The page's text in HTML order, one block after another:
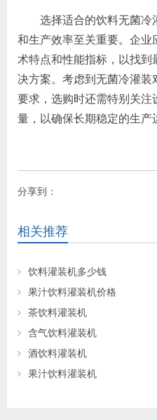
选择适合的饮料无菌冷
和生产效率至关重要。企
术特点和性能指标，以找
决方案。考虑到无菌冷灌
要求，选购时还需特别关
量，以确保长期稳定的生产
分享到：
相关推荐
饮料灌装机多少钱
果汁饮料灌装机价格
茶饮料灌装机
含气饮料灌装机
酒饮料灌装机
果汁饮料灌装机